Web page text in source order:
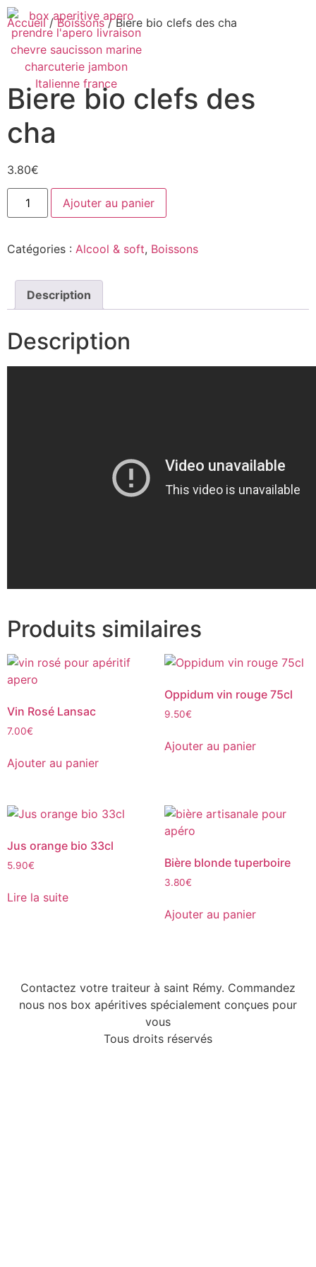
Accueil/Boissons/ Biere bio clefs des cha
Biere bio clefs des
cha
3.80€
Ajouter au panier
Catégories : Alcool & soft, Boissons
Description
Description
Produits similaires
Vin Rosé Lansac
7.00€
Ajouter au panier
Oppidum vin rouge 75cl
9.50€
Ajouter au panier
Jus orange bio 33cl
5.90€
Lire la suite
Bière blonde tuperboire
3.80€
Ajouter au panier
Contactez votre traiteur à saint Rémy. Commandez
nous nos box apéritives spécialement conçues pour
vous
Tous droits réservés